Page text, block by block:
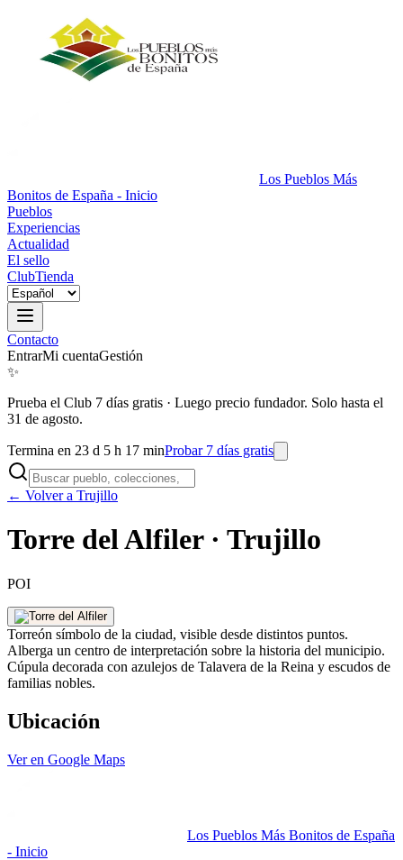
Los Pueblos Más
Bonitos de España - Inicio
Pueblos
Experiencias
Actualidad
El sello
ClubTienda
Contacto
EntrarMi cuentaGestión
✨
Prueba el Club 7 días gratis · Luego precio fundador. Solo hasta el
31 de agosto.
Termina en 23 d 5 h 17 minProbar 7 días gratis
← Volver a Trujillo
Torre del Alfiler · Trujillo
POI
Torreón símbolo de la ciudad, visible desde distintos puntos.
Alberga un centro de interpretación sobre la historia del municipio.
Cúpula decorada con azulejos de Talavera de la Reina y escudos de
familias nobles.
Ubicación
Ver en Google Maps
Los Pueblos Más Bonitos de España
- Inicio